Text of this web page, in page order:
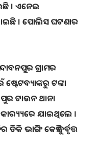
। ଏନେଇ
। ପୋଲିସ ଘଟଣାର
ଗ୍ରାମର
ଟଙ୍କା
ଟାଉନ ଥାନା
ଯାଇଥିଲେ ।
ଡିକି ଭାଙ୍ଗି କେହି ଦୁର୍ବୃତ୍ତ